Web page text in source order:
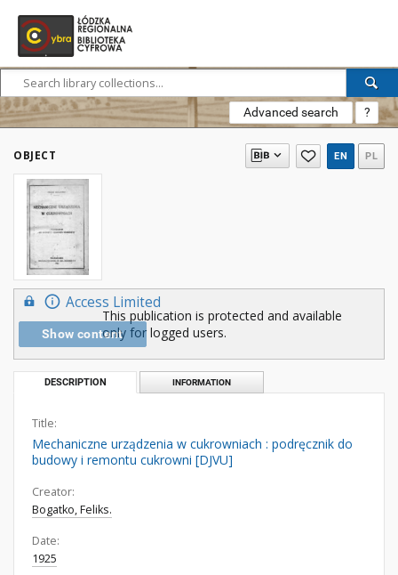
Advanced search ?
OBJECT EN PL
Access Limited
Show content
This publication is protected and available
only for logged users.
DESCRIPTION INFORMATION
Title:
Mechaniczne urządzenia w cukrowniach : podręcznik do
budowy i remontu cukrowni [DJVU]
Creator:
Bogatko, Feliks.
Date:
1925